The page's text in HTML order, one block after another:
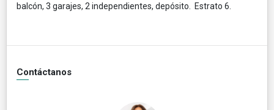
balcón, 3 garajes, 2 independientes, depósito. Estrato 6.
Contáctanos